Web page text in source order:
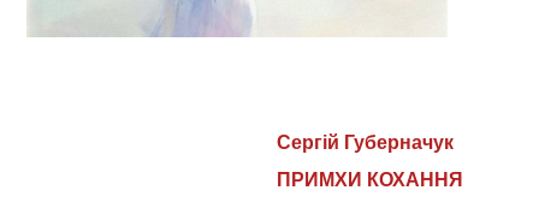
Сергій Губерначук
ПРИМХИ КОХАННЯ